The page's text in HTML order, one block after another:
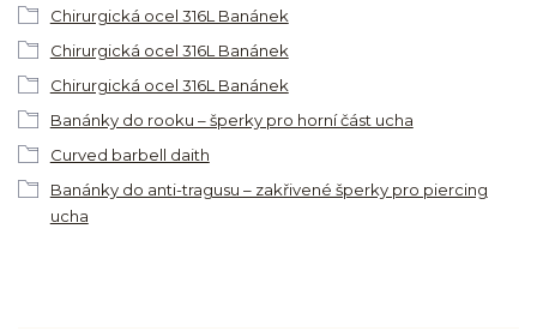
Chirurgická ocel 316L Banánek
Chirurgická ocel 316L Banánek
Chirurgická ocel 316L Banánek
Banánky do rooku – šperky pro horní část ucha
Curved barbell daith
Banánky do anti-tragusu – zakřivené šperky pro piercing
ucha